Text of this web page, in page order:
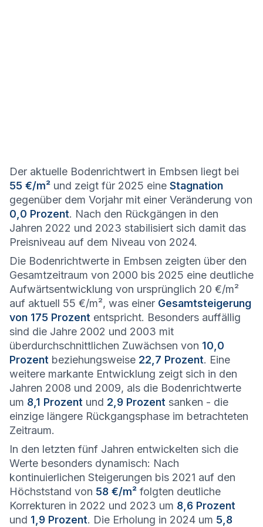
Der aktuelle Bodenrichtwert in Embsen liegt bei
55 €/m² und zeigt für 2025 eine Stagnation
gegenüber dem Vorjahr mit einer Veränderung von
0,0 Prozent. Nach den Rückgängen in den
Jahren 2022 und 2023 stabilisiert sich damit das
Preisniveau auf dem Niveau von 2024.
Die Bodenrichtwerte in Embsen zeigten über den
Gesamtzeitraum von 2000 bis 2025 eine deutliche
Aufwärtsentwicklung von ursprünglich 20 €/m²
auf aktuell 55 €/m², was einer Gesamtsteigerung
von 175 Prozent entspricht. Besonders auffällig
sind die Jahre 2002 und 2003 mit
überdurchschnittlichen Zuwächsen von 10,0
Prozent beziehungsweise 22,7 Prozent. Eine
weitere markante Entwicklung zeigt sich in den
Jahren 2008 und 2009, als die Bodenrichtwerte
um 8,1 Prozent und 2,9 Prozent sanken - die
einzige längere Rückgangsphase im betrachteten
Zeitraum.
In den letzten fünf Jahren entwickelten sich die
Werte besonders dynamisch: Nach
kontinuierlichen Steigerungen bis 2021 auf den
Höchststand von 58 €/m² folgten deutliche
Korrekturen in 2022 und 2023 um 8,6 Prozent
und 1,9 Prozent. Die Erholung in 2024 um 5,8